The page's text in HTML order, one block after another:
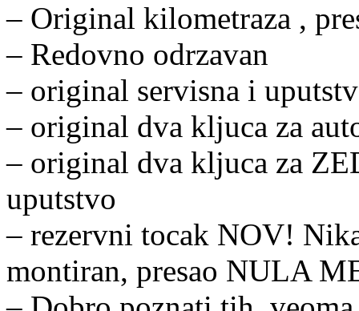
– Original kilometraza ,
– Redovno odrzavan
– original servisna i
– original dva kljuca za
– original dva kljuca za
uputstvo
– rezervni tocak NOV!
montiran, presao NULA